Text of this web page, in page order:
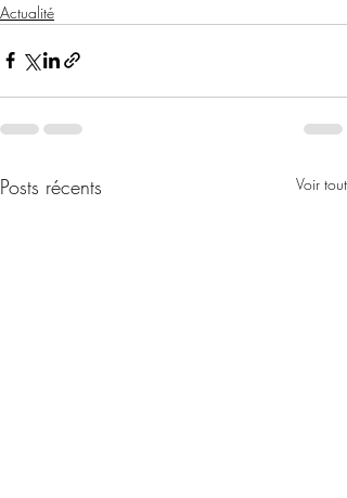
Actualité
Posts récents Voir tout